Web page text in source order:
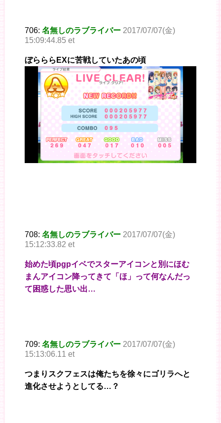
706: 名無しのラブライバー 2017/07/07(金)
15:09:44.85 et
ぼらららEXに苦戦していたあの頃
708: 名無しのラブライバー 2017/07/07(金)
15:12:33.82 et
始めた頃pgpイベでスターアイコンと別にほむ
まんアイコン降ってきて「ほ」って何なんだっ
て困惑した思い出…
709: 名無しのラブライバー 2017/07/07(金)
15:13:06.11 et
つまりスクフェスは俺たちを徐々にゴリラへと
進化させようとしてる…？